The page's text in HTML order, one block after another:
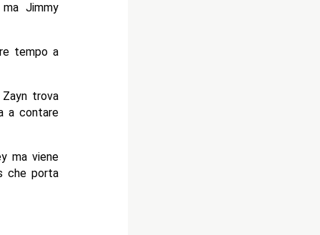
Jimmy
tempo a
trova
a contare
ma viene
che porta